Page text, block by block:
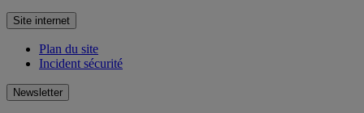
Site internet
Plan du site
Incident sécurité
Newsletter